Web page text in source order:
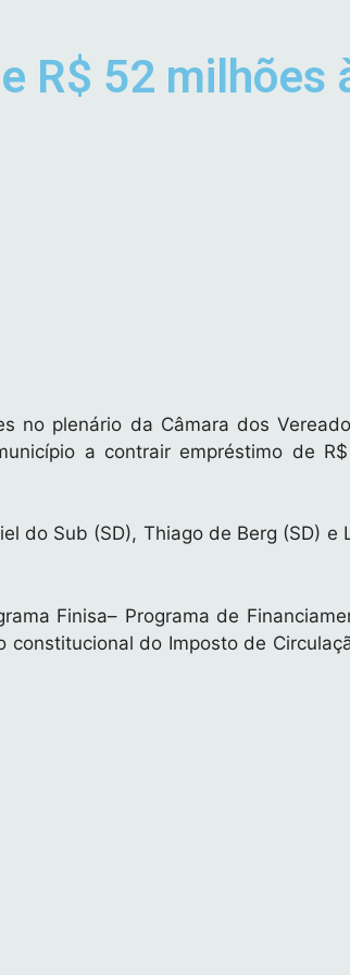
R$ 52 milhões
no plenário da Câmara dos
a contrair empréstimo de
do Sub (SD), Thiago de Berg (SD)
Finisa– Programa de
do Imposto de